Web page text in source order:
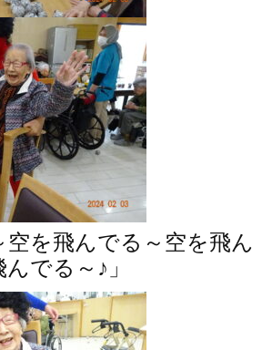
空を飛んでる～空を飛ん
でる～♪」